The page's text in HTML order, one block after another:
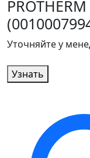
Уточняйте у
Узнать